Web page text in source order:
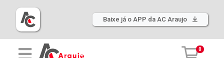
Baixe já o APP da AC Araujo
0